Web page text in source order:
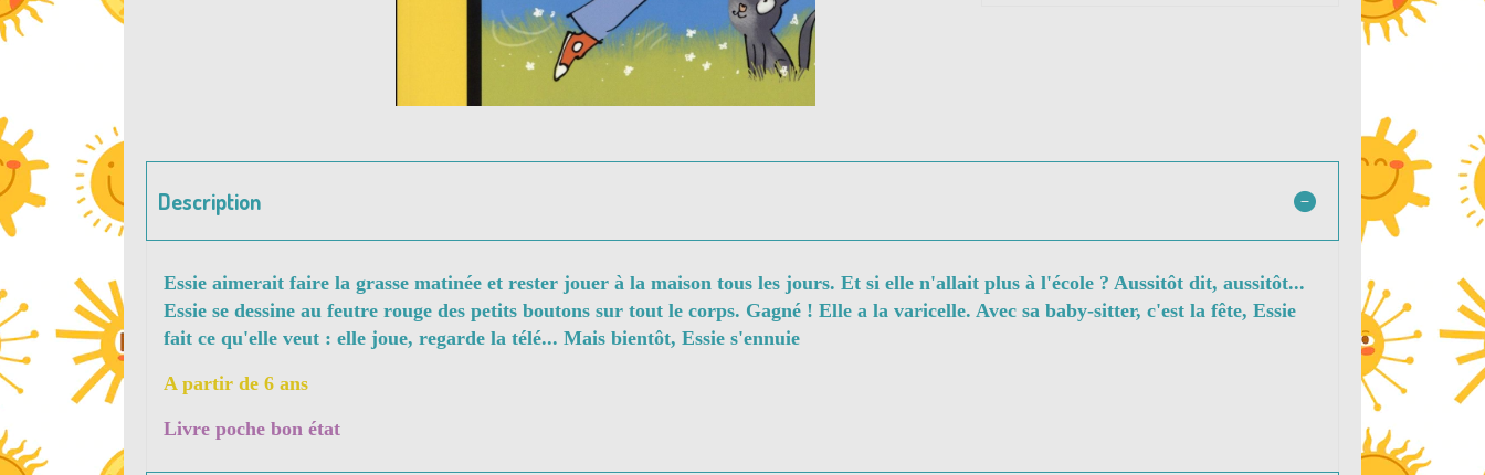
Description
Essie aimerait faire la grasse matinée et rester jouer à la maison tous les jours. Et si elle n'allait plus à l'école ? Aussitôt dit, aussitôt...
Essie se dessine au feutre rouge des petits boutons sur tout le corps. Gagné ! Elle a la varicelle. Avec sa baby-sitter, c'est la fête, Essie
fait ce qu'elle veut : elle joue, regarde la télé... Mais bientôt, Essie s'ennuie
A partir de 6 ans
Livre poche bon état